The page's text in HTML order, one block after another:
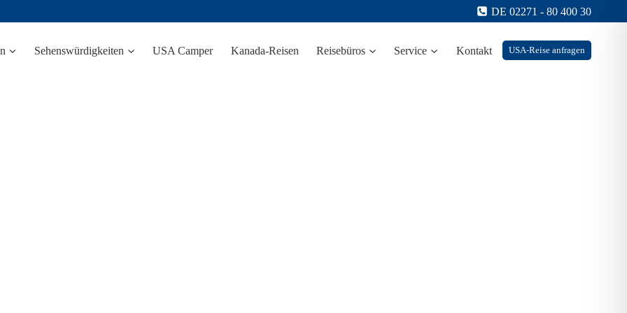
DE 02271 - 80 400 30
Sehenswürdigkeiten USA Camper Kanada-Reisen Reisebüros Service Kontakt USA-Reise anfragen